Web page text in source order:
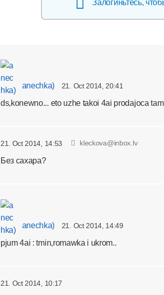
Залогиньтесь,
anechka) 21. Oct 2014, 20:41
ds,konewno... eto uzhe takoi 4ai prodajoca
21. Oct 2014, 14:53 kleckova@inbox.lv
Без сахара?
anechka) 21. Oct 2014, 14:49
pjum 4ai : tmin,romawka i ukrom..
21. Oct 2014, 10:17